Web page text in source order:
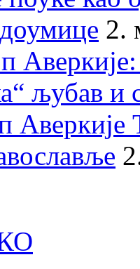
2.
љубав и